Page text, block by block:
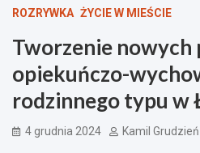
ROZRYWKA ŻYCIE W MIEŚCIE
Tworzenie nowych
opiekuńczo-
rodzinnego typu w
4 grudnia 2024 Kamil Grudzień